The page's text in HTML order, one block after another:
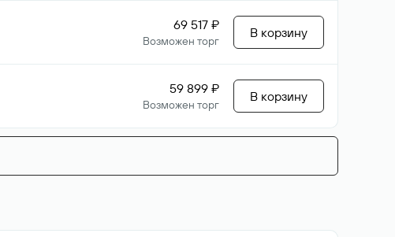
69 517 ₽
Возможен торг
В корзину
59 899 ₽
Возможен торг
В корзину